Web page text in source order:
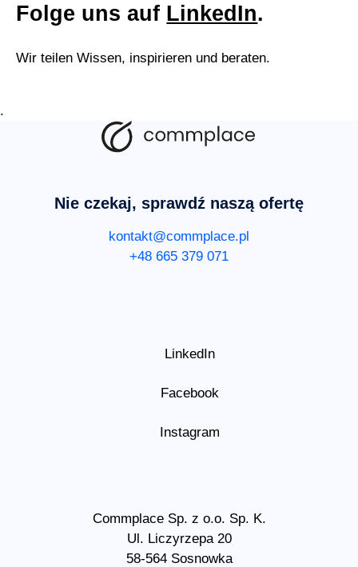
Folge uns auf LinkedIn.
Wir teilen Wissen, inspirieren und beraten.
.
Nie czekaj, sprawdź naszą ofertę
kontakt@commplace.pl
+48 665 379 071
LinkedIn
Facebook
Instagram
Commplace Sp. z o.o. Sp. K.
Ul. Liczyrzepa 20
58-564 Sosnowka